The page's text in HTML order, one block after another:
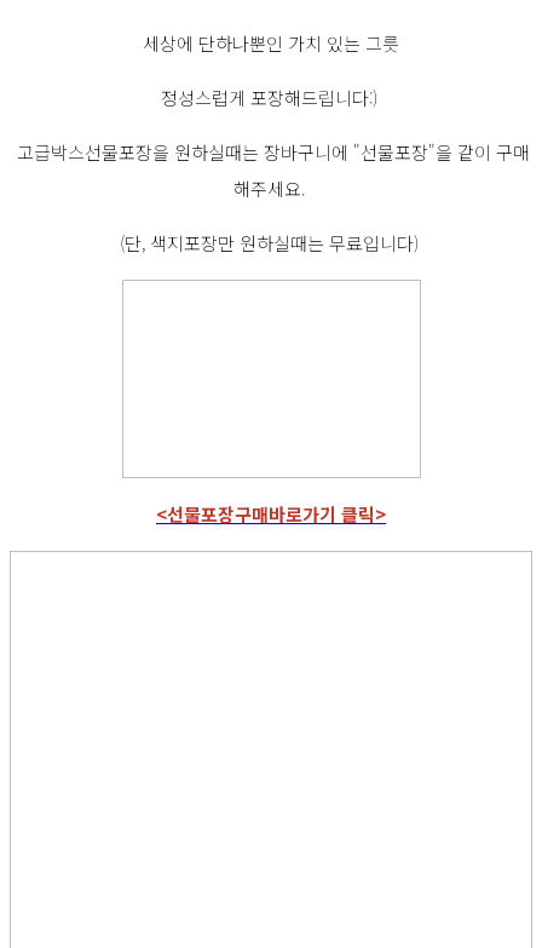
세상에 단하나뿐인 가치 있는 그릇
정성스럽게 포장해드립니다:)
고급박스선물포장을 원하실때는 장바구니에 "선물포장"을 같이 구매
해주세요.
(단, 색지포장만 원하실때는 무료입니다)
<선물포장구매바로가기 클릭>